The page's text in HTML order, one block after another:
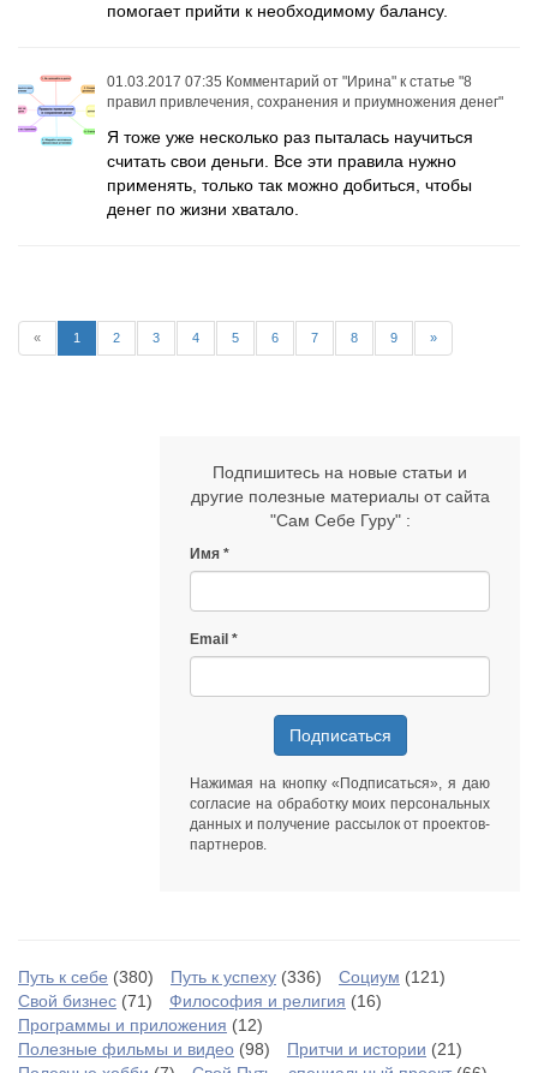
помогает прийти к необходимому балансу.
01.03.2017 07:35 Комментарий от "Ирина" к статье "8
правил привлечения, сохранения и приумножения денег"
Я тоже уже несколько раз пыталась научиться
считать свои деньги. Все эти правила нужно
применять, только так можно добиться, чтобы
денег по жизни хватало.
« 1 2 3 4 5 6 7 8 9 »
Подпишитесь на новые статьи и
другие полезные материалы от сайта
"Сам Себе Гуру" :
Имя
Email
Подписаться
Нажимая на кнопку «Подписаться», я даю
согласие на обработку моих персональных
данных и получение рассылок от проектов-
партнеров.
Путь к себе (380) Путь к успеху (336) Социум (121)
Свой бизнес (71) Философия и религия (16)
Программы и приложения (12)
Полезные фильмы и видео (98) Притчи и истории (21)